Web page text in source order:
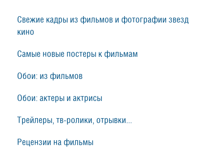
Свежие кадры из фильмов и фотографии звезд
кино
Самые новые постеры к фильмам
Обои: из фильмов
Обои: актеры и актрисы
Трейлеры, тв-ролики, отрывки...
Рецензии на фильмы